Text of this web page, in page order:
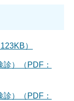
）
）（PDF：
）（PDF：